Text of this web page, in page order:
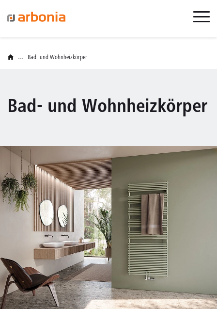
... Bad- und Wohnheizkörper
Bad- und Wohnheizkörper